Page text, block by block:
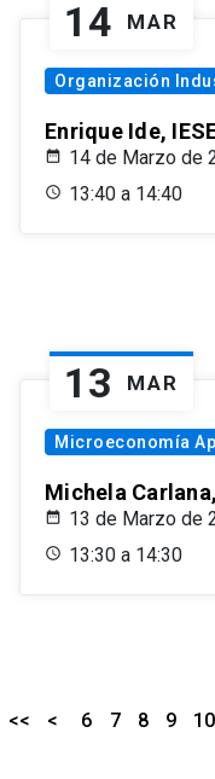
14 MAR
Organización
Enrique Ide,
14 de Marzo de
13:40 a 14:40
13 MAR
Microeconomía
Michela
13 de Marzo de
13:30 a 14:30
<< < 6 7 8 9 10